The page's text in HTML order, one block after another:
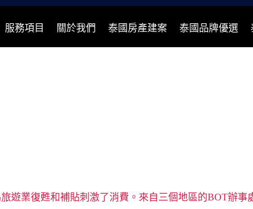
服務項目 關於我們 泰國房產建案 泰國品牌優選
遊業復甦和補貼刺激了消費。來自三個地區的BOT辦事